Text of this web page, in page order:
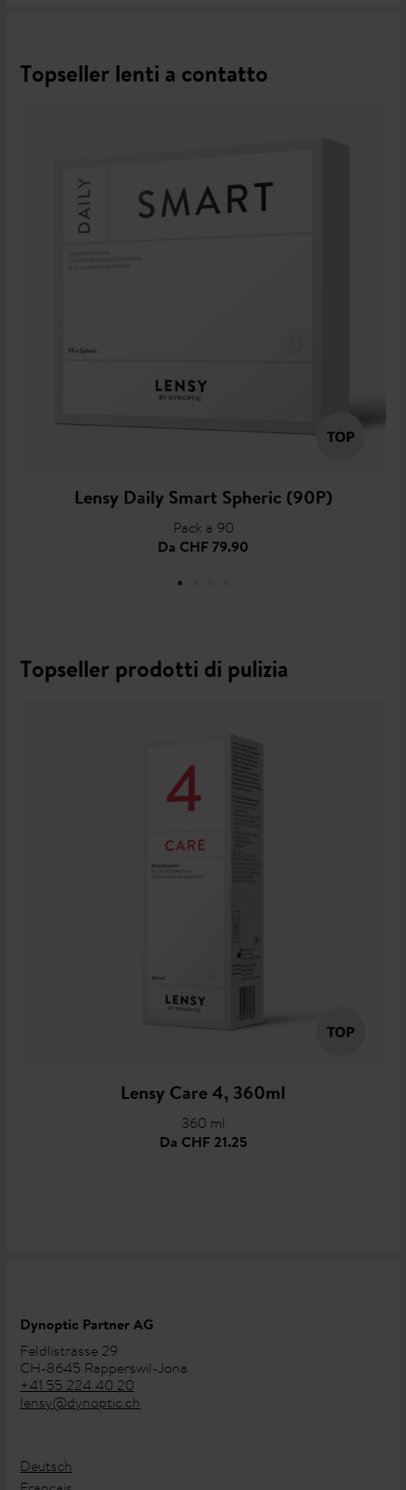
Topseller lenti a contatto
Lensy Daily Smart Spheric (90P)
Pack a 90
Da CHF 79.90
Topseller prodotti di pulizia
Lensy Care 4, 360ml
360 ml
Da CHF 21.25
Dynoptic Partner AG
Feldlistrasse 29
CH-8645 Rapperswil-Jona
+41 55 224 40 20
lensy@dynoptic.ch
Deutsch